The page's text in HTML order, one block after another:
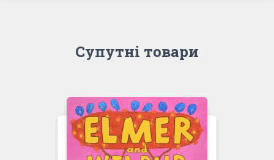
Супутні товари